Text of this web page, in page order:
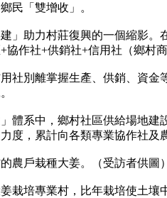
民「雙增收」。
助力村莊復興的一個縮影。在
協作社+供銷社+信用社（鄉村
別離掌握生產、供銷、資金
系中，鄉村社區供給場地建
度，累計向各類專業協作社及
戶栽種大姜。（受訪者供圖）
培專業村，比年栽培使土壤